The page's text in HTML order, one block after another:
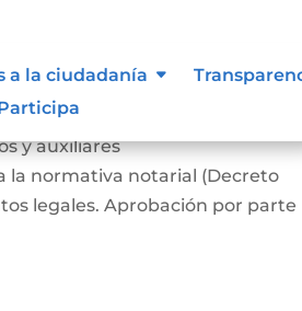
a la ciudadaníadecisiones en
y auxiliares
la normativa notarial (Decreto
legales. Aprobación por parte